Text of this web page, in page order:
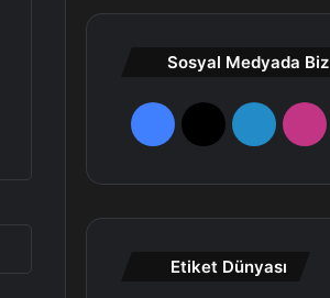
Sosyal Medyada Biz
F
e
X
L
Etiket Dünyası